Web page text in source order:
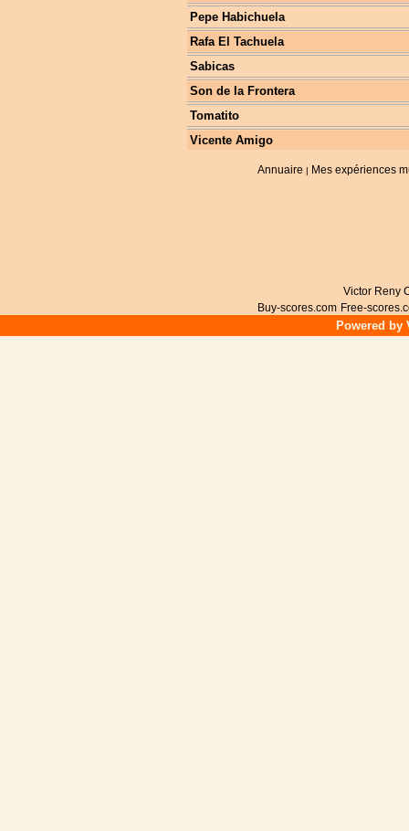
Pepe Habichuela
Rafa El Tachuela
Sabicas
Son de la Frontera
Tomatito
Vicente Amigo
Annuaire | Mes expériences
Victor Reny
Buy-scores.com Free-
Powered by